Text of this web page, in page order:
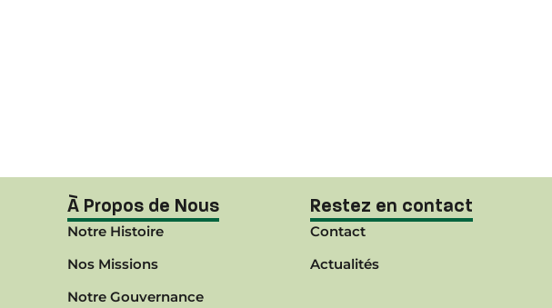
À Propos de Nous
Notre Histoire
Nos Missions
Notre Gouvernance
Restez en contact
Contact
Actualités